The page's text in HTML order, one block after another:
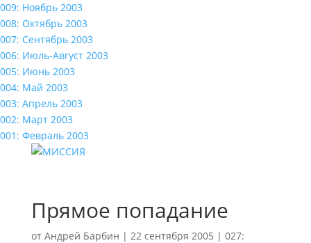
009: Ноябрь 2003
008: Октябрь 2003
007: Сентябрь 2003
006: Июль-Август 2003
005: Июнь 2003
004: Май 2003
003: Апрель 2003
002: Март 2003
001: Февраль 2003
Прямое попадание
от Андрей Барбин | 22 сентября 2005 | 027: